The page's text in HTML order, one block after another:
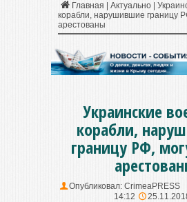
Главная Актуально
корабли, нарушившие границу
арестованы
Украинские
корабли,
границу РФ,
Опубликовал: CrimeaPRESS
14:12